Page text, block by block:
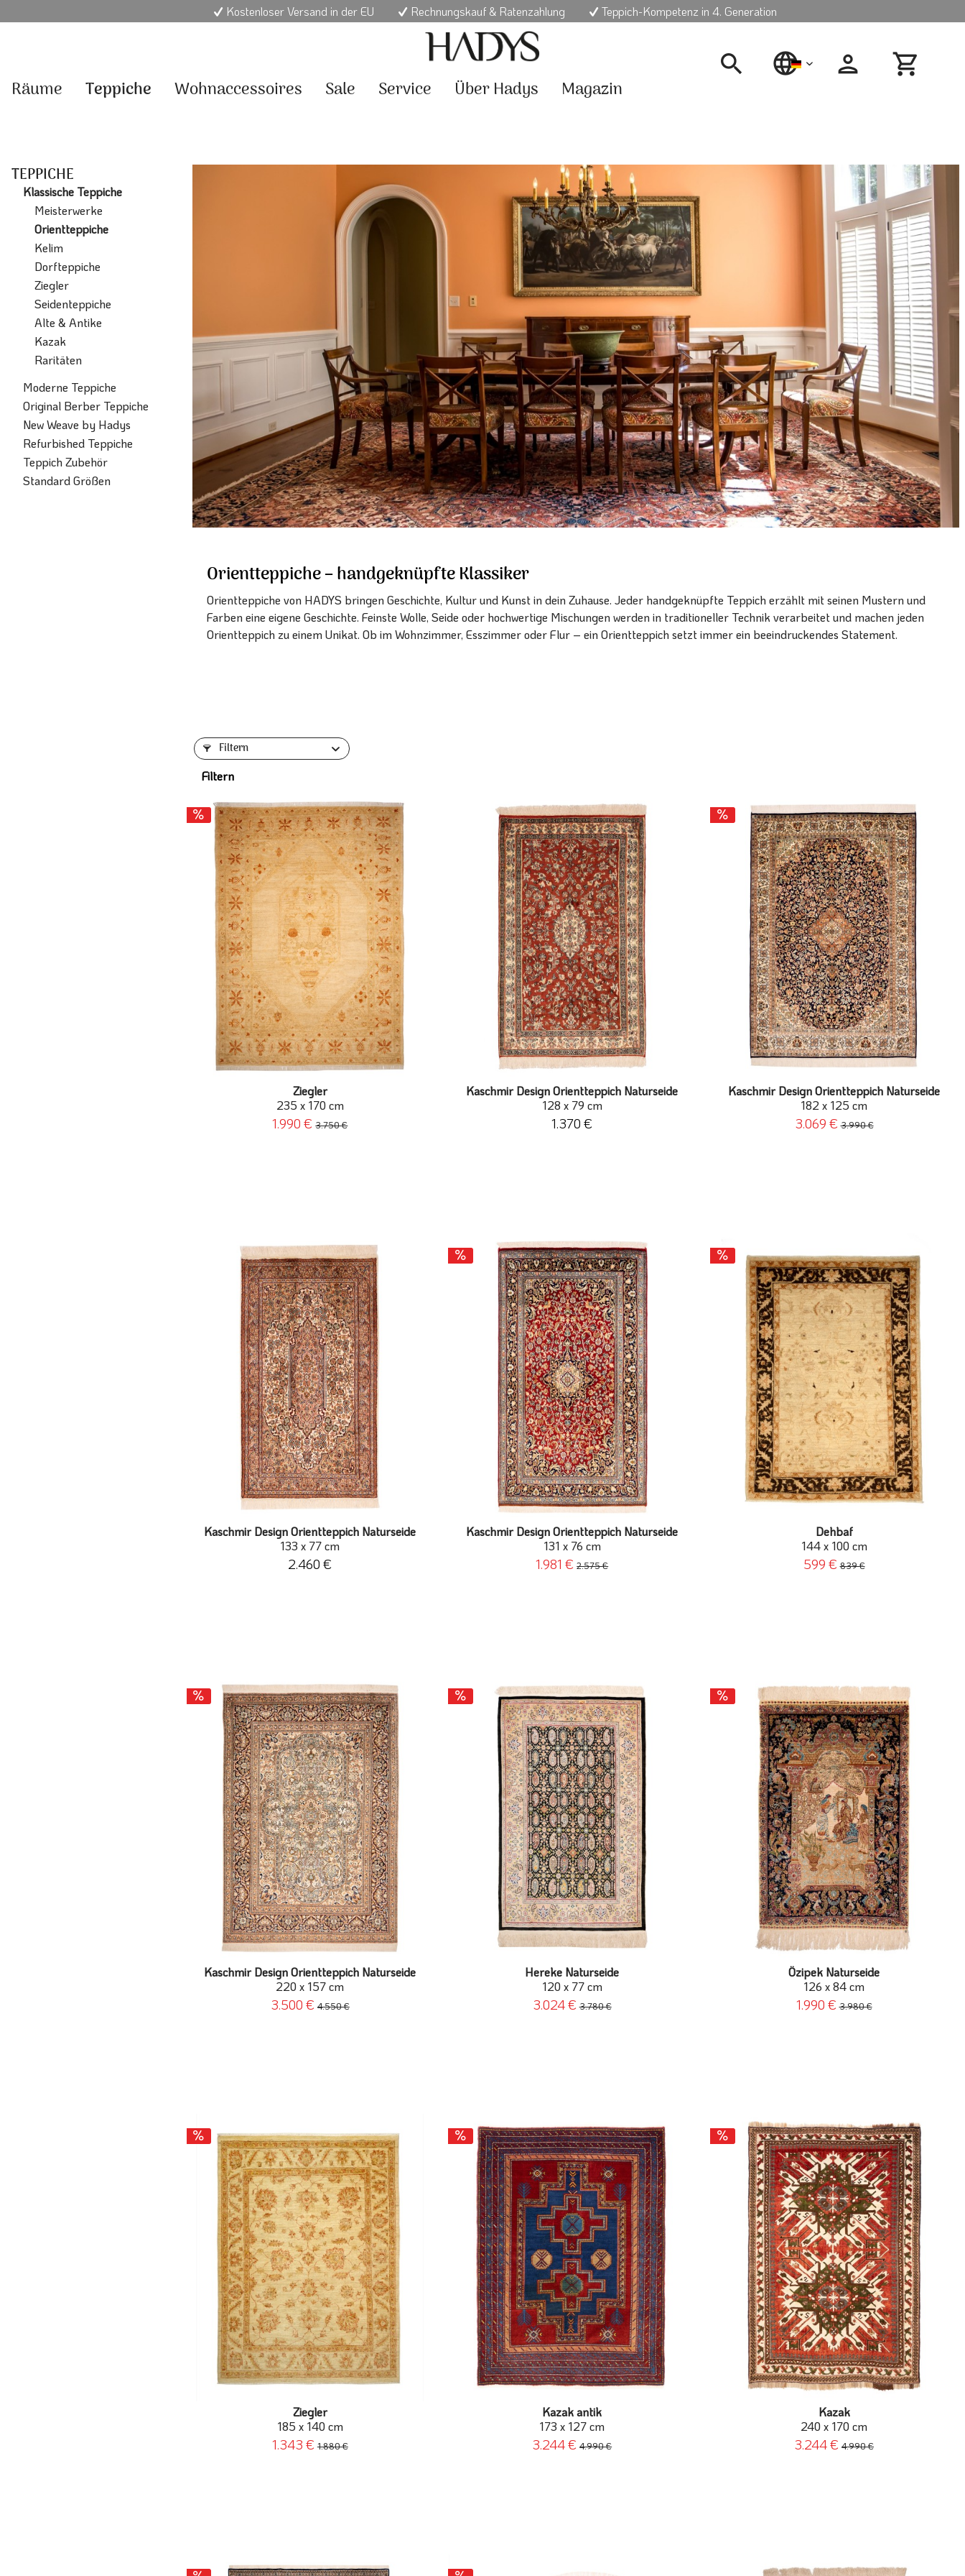
Kostenloser Versand in der EU Rechnungskauf & Ratenzahlung Teppich-Kompetenz in 4. Generation
deutsch
Räume Teppiche Wohnaccessoires Sale Service Über Hadys Magazin
TEPPICHE
Klassische Teppiche
Meisterwerke
Orientteppiche
Kelim
Dorfteppiche
Ziegler
Seidenteppiche
Alte & Antike
Kazak
Raritäten
Moderne Teppiche
Original Berber Teppiche
New Weave by Hadys
Refurbished Teppiche
Teppich Zubehör
Standard Größen
Orientteppiche – handgeknüpfte Klassiker
Orientteppiche von HADYS bringen Geschichte, Kultur und Kunst in dein Zuhause. Jeder handgeknüpfte Teppich erzählt mit seinen Mustern und
Farben eine eigene Geschichte. Feinste Wolle, Seide oder hochwertige Mischungen werden in traditioneller Technik verarbeitet und machen jeden
Orientteppich zu einem Unikat. Ob im Wohnzimmer, Esszimmer oder Flur – ein Orientteppich setzt immer ein beeindruckendes Statement.
Filtern
Filtern
Ziegler
235 x 170 cm
1.990 € 3.750 €
Kaschmir Design Orientteppich Naturseide
128 x 79 cm
1.370 €
Kaschmir Design Orientteppich Naturseide
182 x 125 cm
3.069 € 3.990 €
Kaschmir Design Orientteppich Naturseide
133 x 77 cm
2.460 €
Kaschmir Design Orientteppich Naturseide
131 x 76 cm
1.981 € 2.575 €
Dehbaf
144 x 100 cm
599 € 839 €
Kaschmir Design Orientteppich Naturseide
220 x 157 cm
3.500 € 4.550 €
Hereke Naturseide
120 x 77 cm
3.024 € 3.780 €
Özipek Naturseide
126 x 84 cm
1.990 € 3.980 €
Ziegler
185 x 140 cm
1.343 € 1.880 €
Kazak antik
173 x 127 cm
3.244 € 4.990 €
Kazak
240 x 170 cm
3.244 € 4.990 €